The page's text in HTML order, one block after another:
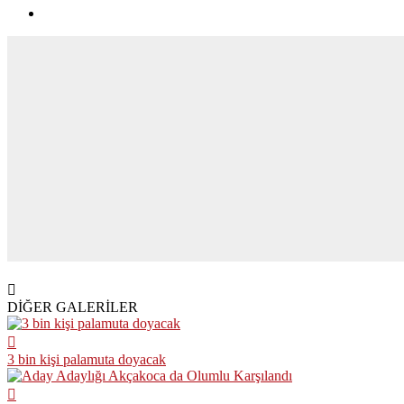
DİĞER GALERİLER
3 bin kişi palamuta doyacak